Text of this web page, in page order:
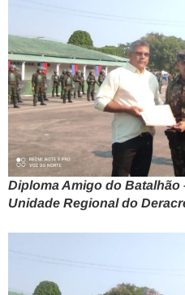
Diploma Amigo do Batalhão
Unidade Regional do